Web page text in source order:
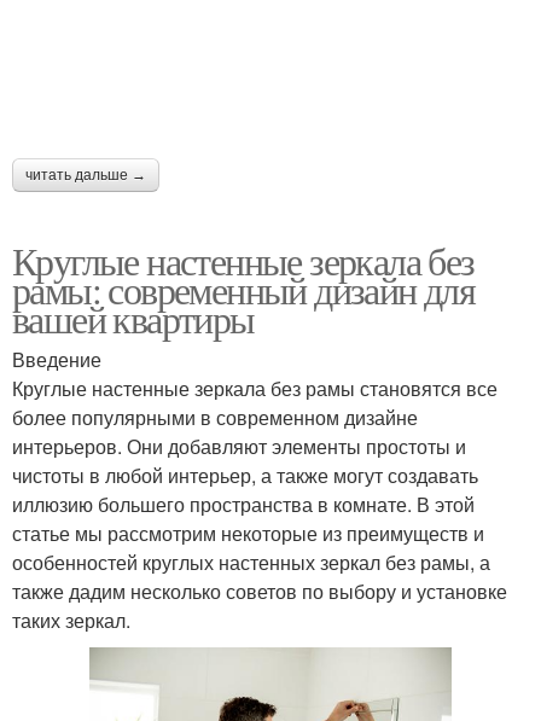
читать дальше →
Круглые настенные зеркала без
рамы: современный дизайн для
вашей квартиры
Введение
Круглые настенные зеркала без рамы становятся все
более популярными в современном дизайне
интерьеров. Они добавляют элементы простоты и
чистоты в любой интерьер, а также могут создавать
иллюзию большего пространства в комнате. В этой
статье мы рассмотрим некоторые из преимуществ и
особенностей круглых настенных зеркал без рамы, а
также дадим несколько советов по выбору и установке
таких зеркал.